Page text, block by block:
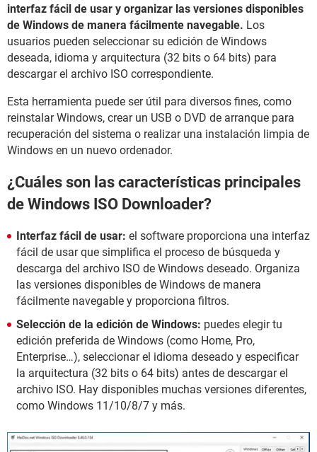
interfaz fácil de usar y organizar las versiones disponibles
de Windows de manera fácilmente navegable. Los
usuarios pueden seleccionar su edición de Windows
deseada, idioma y arquitectura (32 bits o 64 bits) para
descargar el archivo ISO correspondiente.
Esta herramienta puede ser útil para diversos fines, como
reinstalar Windows, crear un USB o DVD de arranque para
recuperación del sistema o realizar una instalación limpia de
Windows en un nuevo ordenador.
¿Cuáles son las características principales
de Windows ISO Downloader?
Interfaz fácil de usar: el software proporciona una interfaz
fácil de usar que simplifica el proceso de búsqueda y
descarga del archivo ISO de Windows deseado. Organiza
las versiones disponibles de Windows de manera
fácilmente navegable y proporciona filtros.
Selección de la edición de Windows: puedes elegir tu
edición preferida de Windows (como Home, Pro,
Enterprise…), seleccionar el idioma deseado y especificar
la arquitectura (32 bits o 64 bits) antes de descargar el
archivo ISO. Hay disponibles muchas versiones diferentes,
como Windows 11/10/8/7 y más.